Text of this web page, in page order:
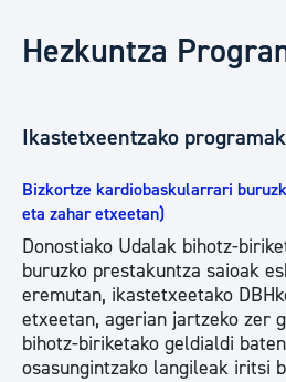
Hezkuntza
Ikastetxeentzako programak
Bizkortze kardiobaskularrari
eta zahar etxeetan)
Donostiako Udalak bihotz-
buruzko prestakuntza saioak
eremutan, ikastetxeetako
etxeetan, agerian jartzeko zer
bihotz-biriketako geldialdi
osasungintzako langileak iritsi